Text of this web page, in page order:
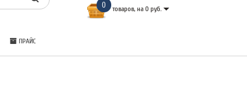
0 товаров, на 0 руб.
ПРАЙС